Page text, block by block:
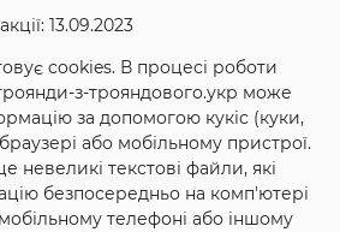
13.09.2023
cookies. В процесі роботи
з-трояндового.укр може
за допомогою кукіс (куки,
або мобільному пристрої.
невеликі текстові файли, які
безпосередньо на комп'ютері
телефоні або іншому
Цикламен (Cyclamen) Delbar
Франція, 1959р.